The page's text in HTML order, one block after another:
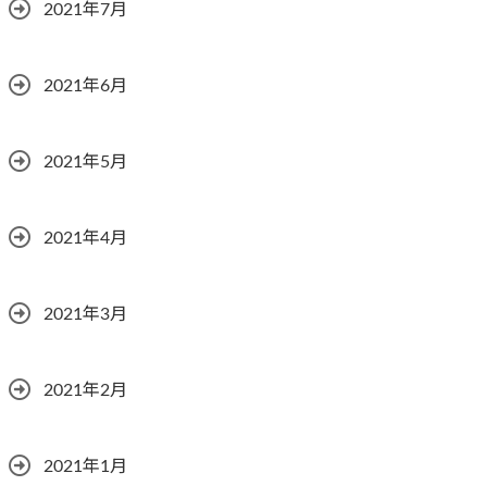
2021年7月
2021年6月
2021年5月
2021年4月
2021年3月
2021年2月
2021年1月